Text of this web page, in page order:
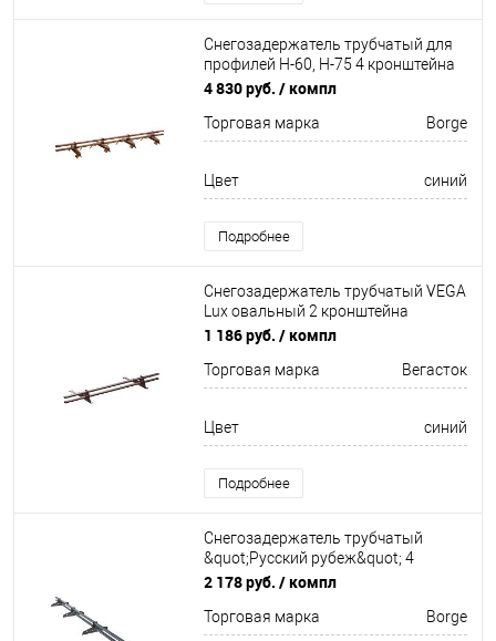
Снегозадержатель трубчатый для
профилей Н-60, Н-75 4 кронштейна
Оцинкован 3000мм Borge
4 830 руб. / компл
Торговая марка Borge
Цвет синий
Подробнее
Снегозадержатель трубчатый VEGA
Lux овальный 2 кронштейна
Оцинков+порошковый окрас
1 186 руб. / компл
Торговая марка Вегасток
Цвет синий
Подробнее
Снегозадержатель трубчатый
&quot;Русский рубеж&quot; 4
кронштейна Оцинков+порошковый
2 178 руб. / компл
Торговая марка Borge